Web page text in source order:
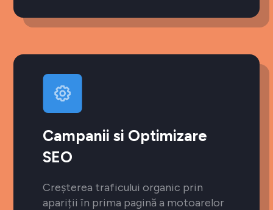
Campanii si Optimizare
SEO
Creșterea traficului organic prin
apariții în prima pagină a motoarelor